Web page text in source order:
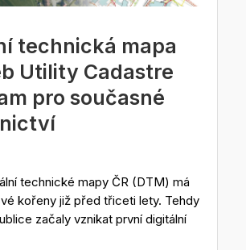
technická mapa
Utility Cadastre
pro současné
technické mapy ČR (DTM) má
kořeny již před třiceti lety. Tehdy
začaly vznikat první digitální